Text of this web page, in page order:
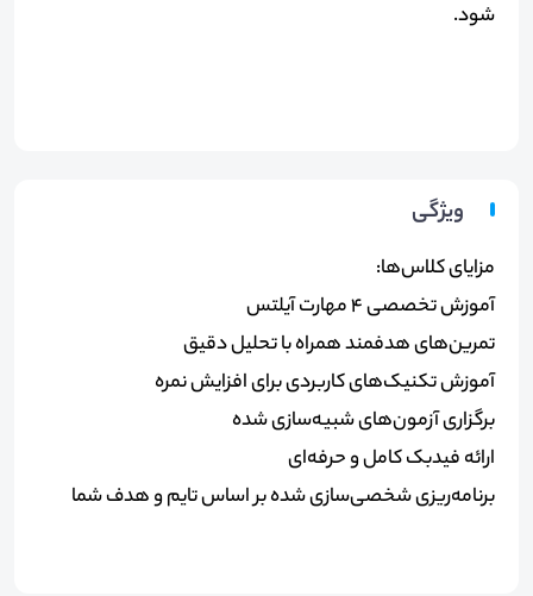
شود.
ویژگی
مزایای کلاس‌ها:
آموزش تخصصی۴مهارت آیلتس
تمرین‌های هدفمند همراه با تحلیل دقیق
آموزش تکنیک‌های کاربردی برای افزایش نمره
برگزاری آزمون‌های شبیه‌سازی شده
ارائه فیدبک کامل و حرفه‌ای
برنامه‌ریزی شخصی‌سازی شده بر اساس تایم و هدف شما